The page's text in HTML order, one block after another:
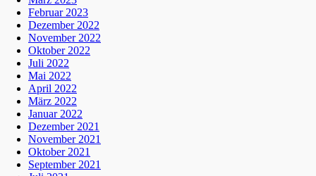
Februar 2023
Dezember 2022
November 2022
Oktober 2022
Juli 2022
Mai 2022
April 2022
März 2022
Januar 2022
Dezember 2021
November 2021
Oktober 2021
September 2021